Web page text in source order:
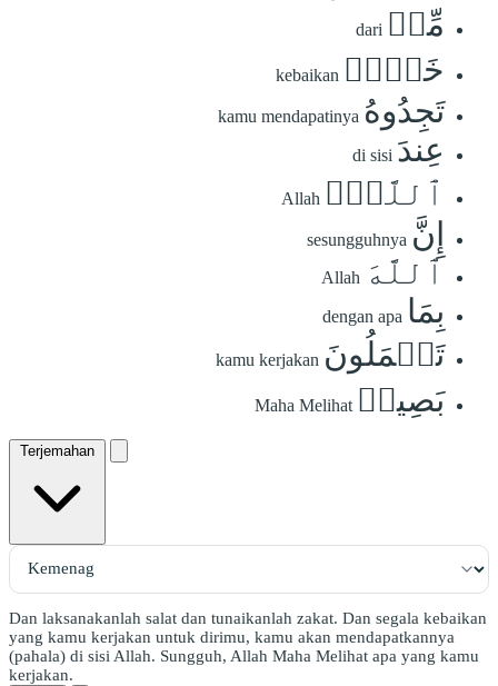
مِّنۡ dari
خَيۡرٖ kebaikan
تَجِدُوهُ kamu mendapatinya
عِندَ di sisi
ٱللَّهِۗ Allah
إِنَّ sesungguhnya
ٱللَّهَ Allah
بِمَا dengan apa
تَعۡمَلُونَ kamu kerjakan
بَصِيرٞ Maha Melihat
Terjemahan
Dan laksanakanlah salat dan tunaikanlah zakat. Dan segala kebaikan
yang kamu kerjakan untuk dirimu, kamu akan mendapatkannya
(pahala) di sisi Allah. Sungguh, Allah Maha Melihat apa yang kamu
kerjakan.